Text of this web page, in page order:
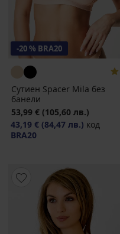
-20 % BRA20
Сутиен Spacer Mila без
банели
53,99 € (105,60 лв.)
43,19 € (84,47 лв.) код
BRA20